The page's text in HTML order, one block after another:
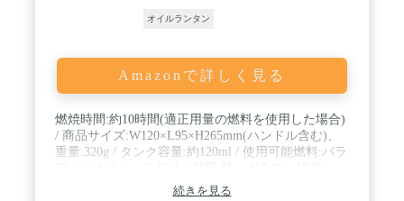
る瞬間も癒しのひとときとなります。
オイルランタン
Amazonで詳しく見る
燃焼時間:約10時間(適正用量の燃料を使用した場合)
/ 商品サイズ:W120×L95×H265mm(ハンドル含む)、
重量:320g / タンク容量:約120ml / 使用可能燃料:パラ
続きを見る